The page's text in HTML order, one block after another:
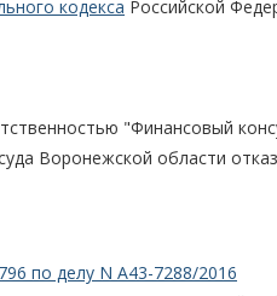
кодекса Российской
"Финансовый
Воронежской области
по делу N А43-7288/2016